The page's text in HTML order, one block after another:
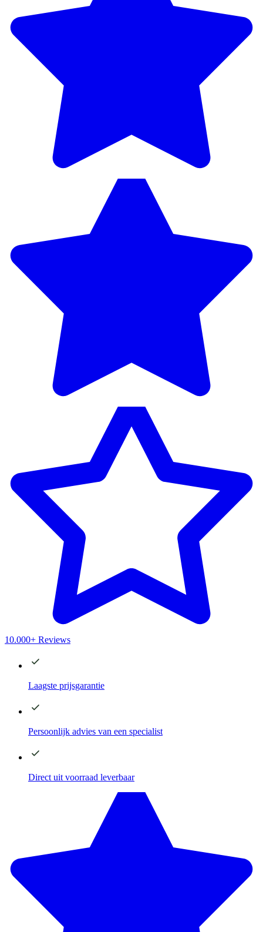
10.000+ Reviews
Laagste prijsgarantie
Persoonlijk advies van een specialist
Direct uit voorraad leverbaar